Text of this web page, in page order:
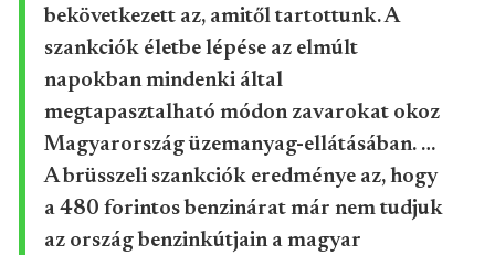
bekövetkezett az, amitől tartottunk. A
szankciók életbe lépése az elmúlt
napokban mindenki által
megtapasztalható módon zavarokat okoz
Magyarország üzemanyag-ellátásában. …
A brüsszeli szankciók eredménye az, hogy
a 480 forintos benzinárat már nem tudjuk
az ország benzinkútjain a magyar